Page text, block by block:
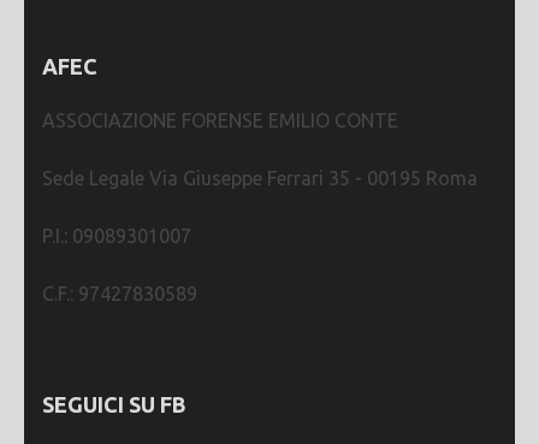
AFEC
ASSOCIAZIONE FORENSE EMILIO CONTE
Sede Legale Via Giuseppe Ferrari 35 - 00195 Roma
P.I.: 09089301007
C.F.: 97427830589
SEGUICI SU FB